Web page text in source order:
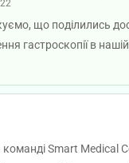
що поділились
гастроскопії в
відгук про
всього найкращого.
Smart Medical